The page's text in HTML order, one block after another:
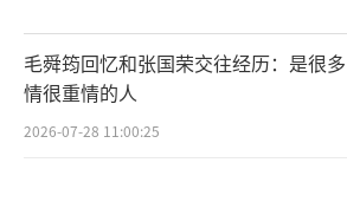
毛舜筠回忆和张国荣交往经历：是很多
情很重情的人
2026-07-28 11:00:25